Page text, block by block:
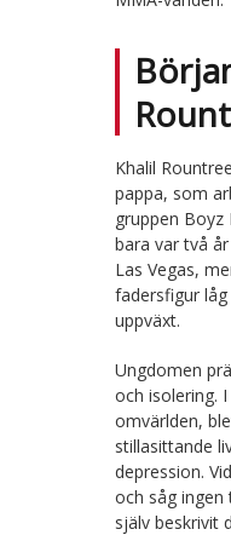
Khalil
pappa, som
gruppen Boyz
bara var två
Las Vegas,
fadersfigur
uppväxt.
Ungdomen
och isolering.
omvärlden,
stillasittande
depression.
och såg ingen
själv beskrivit